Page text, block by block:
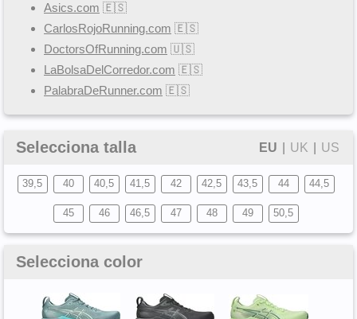
Asics.com 🇪🇸
CarlosRojoRunning.com 🇪🇸
DoctorsOfRunning.com 🇺🇸
LaBolsaDelCorredor.com 🇪🇸
PalabraDeRunner.com 🇪🇸
Selecciona talla EU UK US
39,5 40 40,5 41,5 42 42,5 43,5 44 44,5
45 46 46,5 47 48 49 50,5
Selecciona color